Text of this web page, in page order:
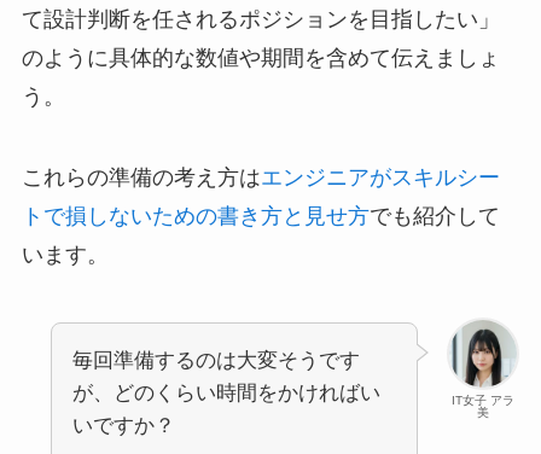
て設計判断を任されるポジションを目指したい」
のように具体的な数値や期間を含めて伝えましょ
う。
これらの準備の考え方はエンジニアがスキルシー
トで損しないための書き方と見せ方でも紹介して
います。
IT女子 アラ
美
毎回準備するのは大変そうです
が、どのくらい時間をかければい
いですか？